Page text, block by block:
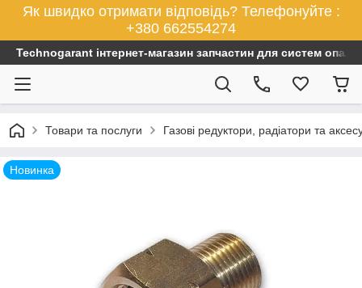
Як швидко отримати відповідь? Телефонуйте :
+380 662554274
Technogarant інтернет-магазин запчастин для систем
Товари та послуги Газові редуктори, радіатори та
Новинка